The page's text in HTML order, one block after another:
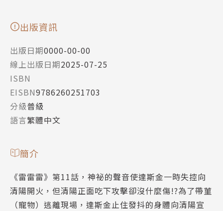
出版資訊
出版日期0000-00-00
線上出版日期2025-07-25
ISBN
EISBN9786260251703
分級普級
語言繁體中文
簡介
《雷雷雷》第11話，神祕的聲音使達斯金一時失控向
清陽開火，但清陽正面吃下攻擊卻沒什麼傷!?為了帶菫
（寵物）逃離現場，達斯金止住發抖的身體向清陽宣